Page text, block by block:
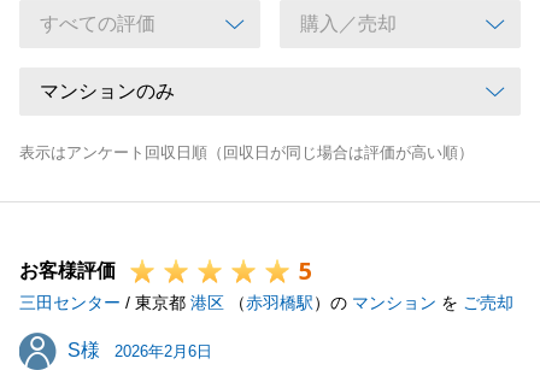
表示はアンケート回収日順（回収日が同じ場合は評価が高い順）
お客様評価 5
三田センター / 東京都 港区 （赤羽橋駅）の マンション を ご売却
S様
S様 2026年2月6日